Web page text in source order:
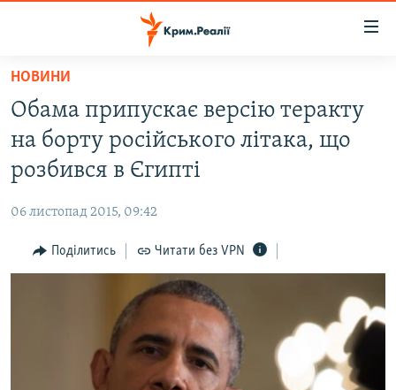
Перейти
основного
матеріалу
Перейти
до
основної
Перейти
до
НОВИНИ
ВОДА.КРИМ
ВІДЕО ТА ФОТО
БЛОГИ
ПОГЛЯД
СПЕЦПРОЕКТИ
ДЕПОРТАЦІЯ
ЯК ОБІЙТИ БЛОКУВАННЯ
НОВИНИ
Обама припускає версію теракту
на борту російського літака, що
розбився в Єгипті
06 листопад 2015, 09:42
Поділитись Читати без VPN